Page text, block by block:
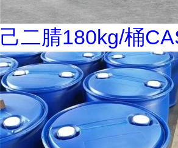
己二腈180kg/桶